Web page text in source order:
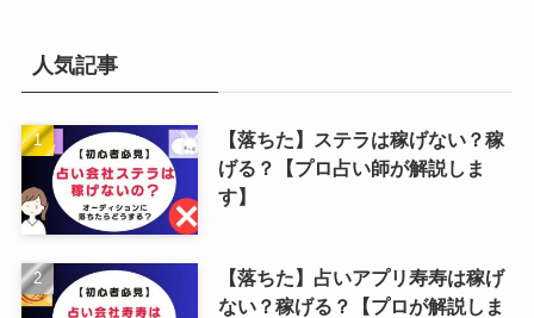
人気記事
【落ちた】ステラは稼げない？稼
げる？【プロ占い師が解説しま
す】
【落ちた】占いアプリ寿寿は稼げ
ない？稼げる？【プロが解説しま